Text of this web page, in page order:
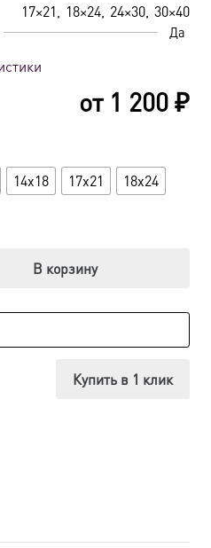
17×21
18×24 24×30 30×40
Да
от 1 200₽
14x18 17x21
18x24
В корзину
Купить в 1 клик